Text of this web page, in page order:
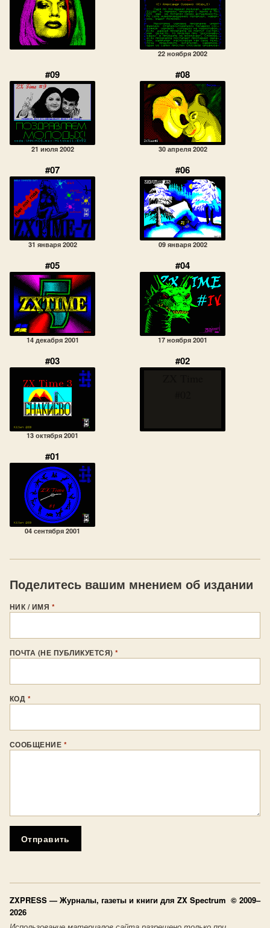
22 ноября 2002
#09
21 июля 2002
#08
30 апреля 2002
#07
31 января 2002
#06
09 января 2002
#05
14 декабря 2001
#04
17 ноября 2001
#03
13 октября 2001
#02
#01
04 сентября 2001
Поделитесь вашим мнением об издании
НИК / ИМЯ *
ПОЧТА (НЕ ПУБЛИКУЕТСЯ)*
КОД *
СООБЩЕНИЕ *
Отправить
ZXPRESS — Журналы, газеты и книги для ZX Spectrum © 2009–
2026